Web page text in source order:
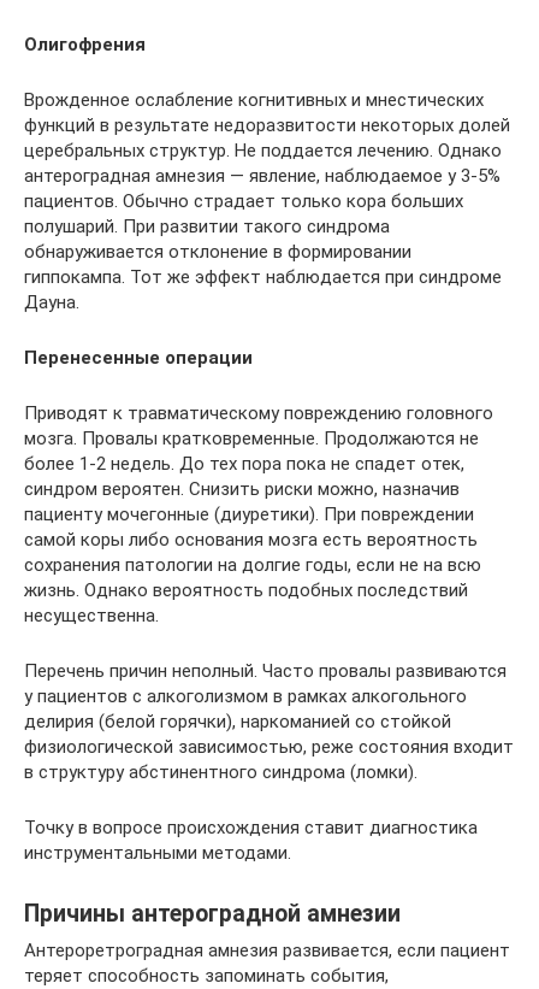
Олигофрения
Врожденное ослабление когнитивных и мнестических
функций в результате недоразвитости некоторых долей
церебральных структур. Не поддается лечению. Однако
антероградная амнезия — явление, наблюдаемое у 3-5%
пациентов. Обычно страдает только кора больших
полушарий. При развитии такого синдрома
обнаруживается отклонение в формировании
гиппокампа. Тот же эффект наблюдается при синдроме
Дауна.
Перенесенные операции
Приводят к травматическому повреждению головного
мозга. Провалы кратковременные. Продолжаются не
более 1-2 недель. До тех пора пока не спадет отек,
синдром вероятен. Снизить риски можно, назначив
пациенту мочегонные (диуретики). При повреждении
самой коры либо основания мозга есть вероятность
сохранения патологии на долгие годы, если не на всю
жизнь. Однако вероятность подобных последствий
несущественна.
Перечень причин неполный. Часто провалы развиваются
у пациентов с алкоголизмом в рамках алкогольного
делирия (белой горячки), наркоманией со стойкой
физиологической зависимостью, реже состояния входит
в структуру абстинентного синдрома (ломки).
Точку в вопросе происхождения ставит диагностика
инструментальными методами.
Причины антероградной амнезии
Антероретроградная амнезия развивается, если пациент
теряет способность запоминать события,